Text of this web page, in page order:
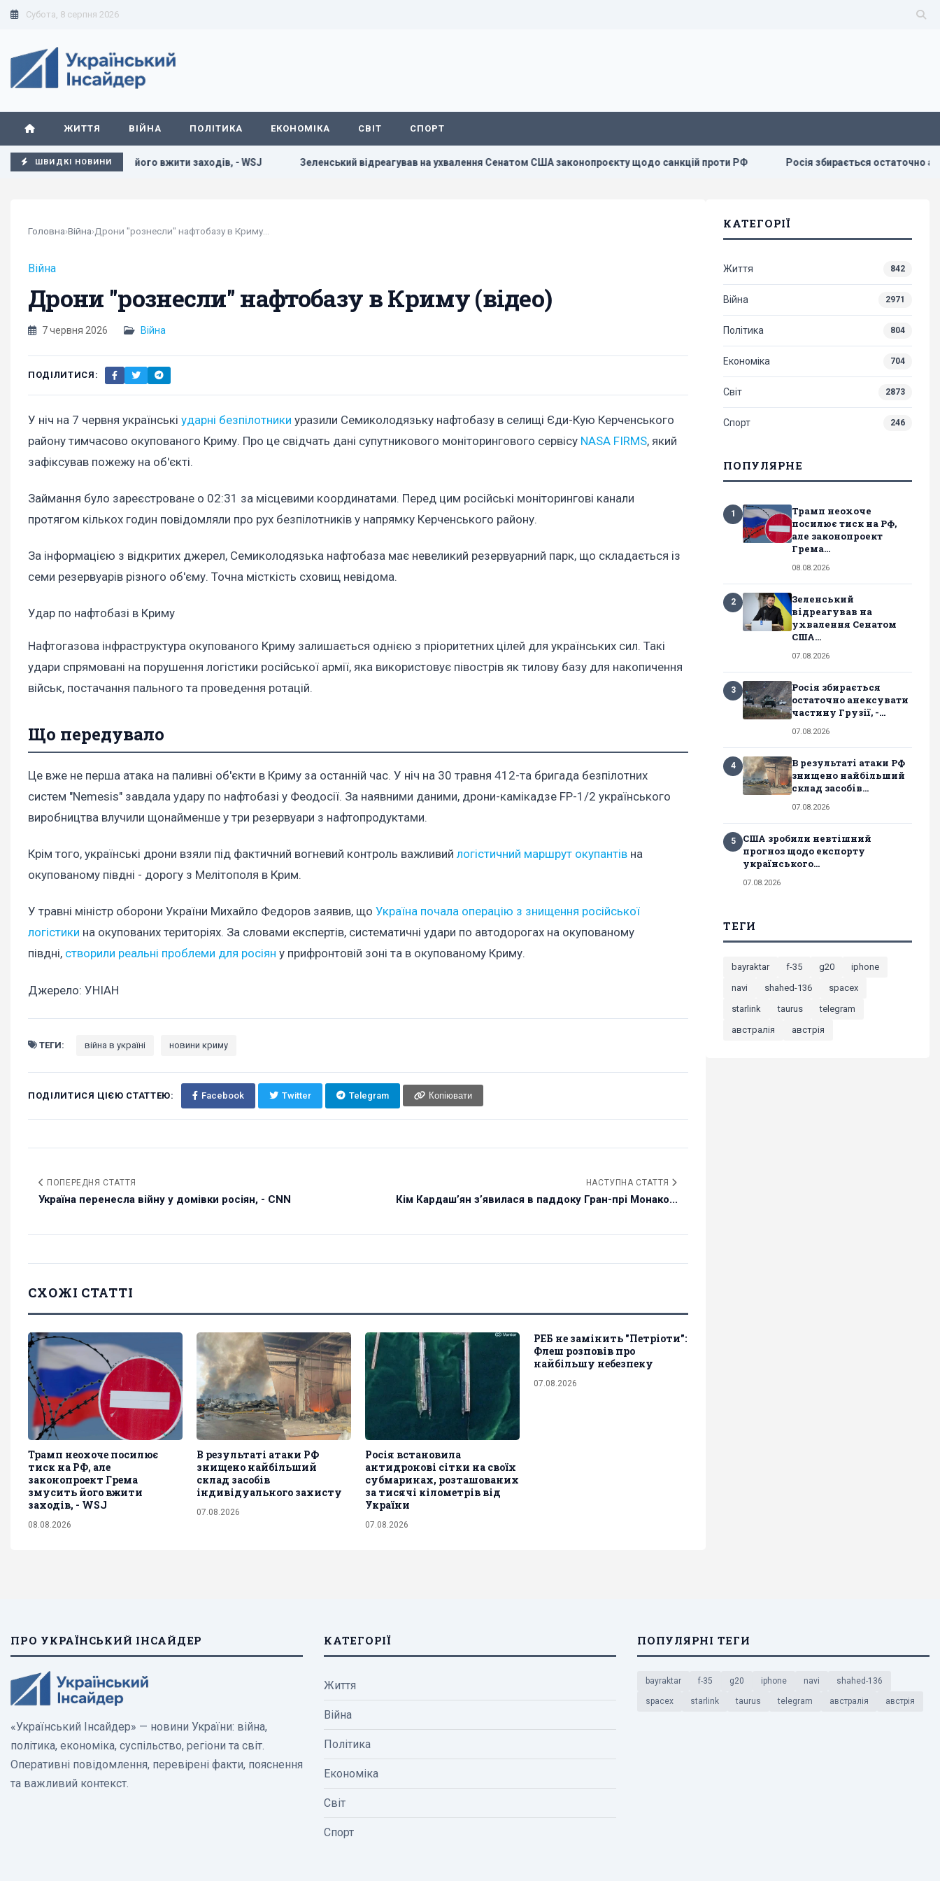
Субота, 8 серпня 2026
ЖИТТЯ ВІЙНА ПОЛІТИКА ЕКОНОМІКА СВІТ СПОРТ
ШВИДКІ НОВИНИ
Грема змусить його вжити заходів, - WSJ Зеленський відреагував на ухвалення Сенатом США законопроєкту щодо санкцій проти РФ Росія збирається остаточно анексувати
Головна›Війна›
Війна
Дрони "рознесли" нафтобазу в Криму (відео)
7 червня 2026 Війна
ПОДІЛИТИСЯ:
У ніч на 7 червня українські ударні безпілотники уразили Семиколодязьку нафтобазу в селищі Єди-Кую Керченського
району тимчасово окупованого Криму. Про це свідчать дані супутникового моніторингового сервісу NASA FIRMS, який
зафіксував пожежу на об'єкті.
Займання було зареєстроване о 02:31 за місцевими координатами. Перед цим російські моніторингові канали
протягом кількох годин повідомляли про рух безпілотників у напрямку Керченського району.
За інформацією з відкритих джерел, Семиколодязька нафтобаза має невеликий резервуарний парк, що складається із
семи резервуарів різного об'єму. Точна місткість сховищ невідома.
Удар по нафтобазі в Криму
Нафтогазова інфраструктура окупованого Криму залишається однією з пріоритетних цілей для українських сил. Такі
удари спрямовані на порушення логістики російської армії, яка використовує півострів як тилову базу для накопичення
військ, постачання пального та проведення ротацій.
Що передувало
Це вже не перша атака на паливні об'єкти в Криму за останній час. У ніч на 30 травня 412-та бригада безпілотних
систем "Nemesis" завдала удару по нафтобазі у Феодосії. За наявними даними, дрони-камікадзе FP-1/2 українського
виробництва влучили щонайменше у три резервуари з нафтопродуктами.
Крім того, українські дрони взяли під фактичний вогневий контроль важливий логістичний маршрут окупантів на
окупованому півдні - дорогу з Мелітополя в Крим.
У травні міністр оборони України Михайло Федоров заявив, що Україна почала операцію з знищення російської
логістики на окупованих територіях. За словами експертів, систематичні удари по автодорогах на окупованому
півдні, створили реальні проблеми для росіян у прифронтовій зоні та в окупованому Криму.
Джерело: УНІАН
ТЕГИ: війна в україні новини криму
ПОДІЛИТИСЯ ЦІЄЮ СТАТТЕЮ: Facebook Twitter Telegram Копіювати
ПОПЕРЕДНЯ СТАТТЯ
Україна перенесла війну у домівки росіян, - CNN
НАСТУПНА СТАТТЯ
Кім Кардаш’ян з’явилася в паддоку Гран-прі Монако...
СХОЖІ СТАТТІ
Трамп неохоче посилює
тиск на РФ, але
законопроект Грема
змусить його вжити
заходів, - WSJ
08.08.2026
В результаті атаки РФ
знищено найбільший
склад засобів
індивідуального захисту
07.08.2026
Росія встановила
антидронові сітки на своїх
субмаринах, розташованих
за тисячі кілометрів від
України
07.08.2026
РЕБ не замінить "Петріоти":
Флеш розповів про
найбільшу небезпеку
07.08.2026
КАТЕГОРІЇ
Життя 842
Війна 2971
Політика 804
Економіка 704
Світ 2873
Спорт 246
ПОПУЛЯРНЕ
1
Трамп неохоче
посилює тиск на РФ,
але законопроект
Грема...
08.08.2026
2
Зеленський
відреагував на
ухвалення Сенатом
США...
07.08.2026
3
Росія збирається
остаточно анексувати
частину Грузії, -...
07.08.2026
4
В результаті атаки РФ
знищено найбільший
склад засобів...
07.08.2026
5
США зробили невтішний
прогноз щодо експорту
українського...
07.08.2026
ТЕГИ
bayraktar f-35 g20
iphone
navi
shahed-136
spacex
starlink
taurus
telegram
австралія
австрія
ПРО УКРАЇНСЬКИЙ ІНСАЙДЕР
«Український Інсайдер» — новини України: війна,
політика, економіка, суспільство, регіони та світ.
Оперативні повідомлення, перевірені факти, пояснення
та важливий контекст.
КАТЕГОРІЇ
Життя
Війна
Політика
Економіка
Світ
Спорт
ПОПУЛЯРНІ ТЕГИ
bayraktar f-35 g20 iphone navi shahed-136
spacex starlink taurus telegram австралія австрія